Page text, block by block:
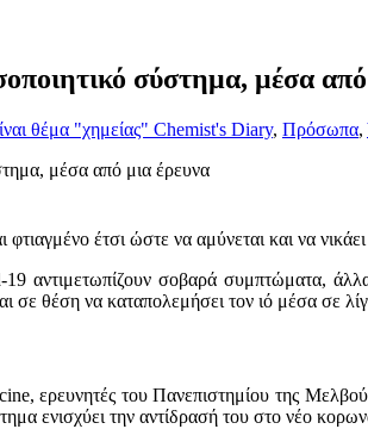
σύστημα, μέσα
θέμα "χημείας" Chemist's Diary, Πρόσωπα,
έτσι ώστε να αμύνεται και να
αντιμετωπίζουν σοβαρά συμπτώματα,
σε θέση να καταπολεμήσει τον ιό μέσα σε
ερευνητές του Πανεπιστημίου της
ενισχύει την αντίδρασή του στο νέο